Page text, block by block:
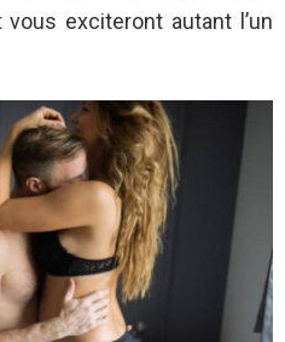
exciteront autant l’un